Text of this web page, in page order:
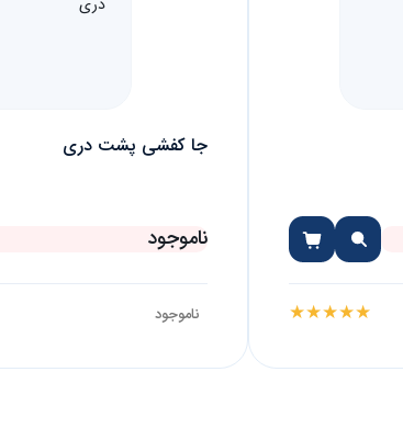
★★★★★
جا کفشی پشت دری
ناموجود
ناموجود